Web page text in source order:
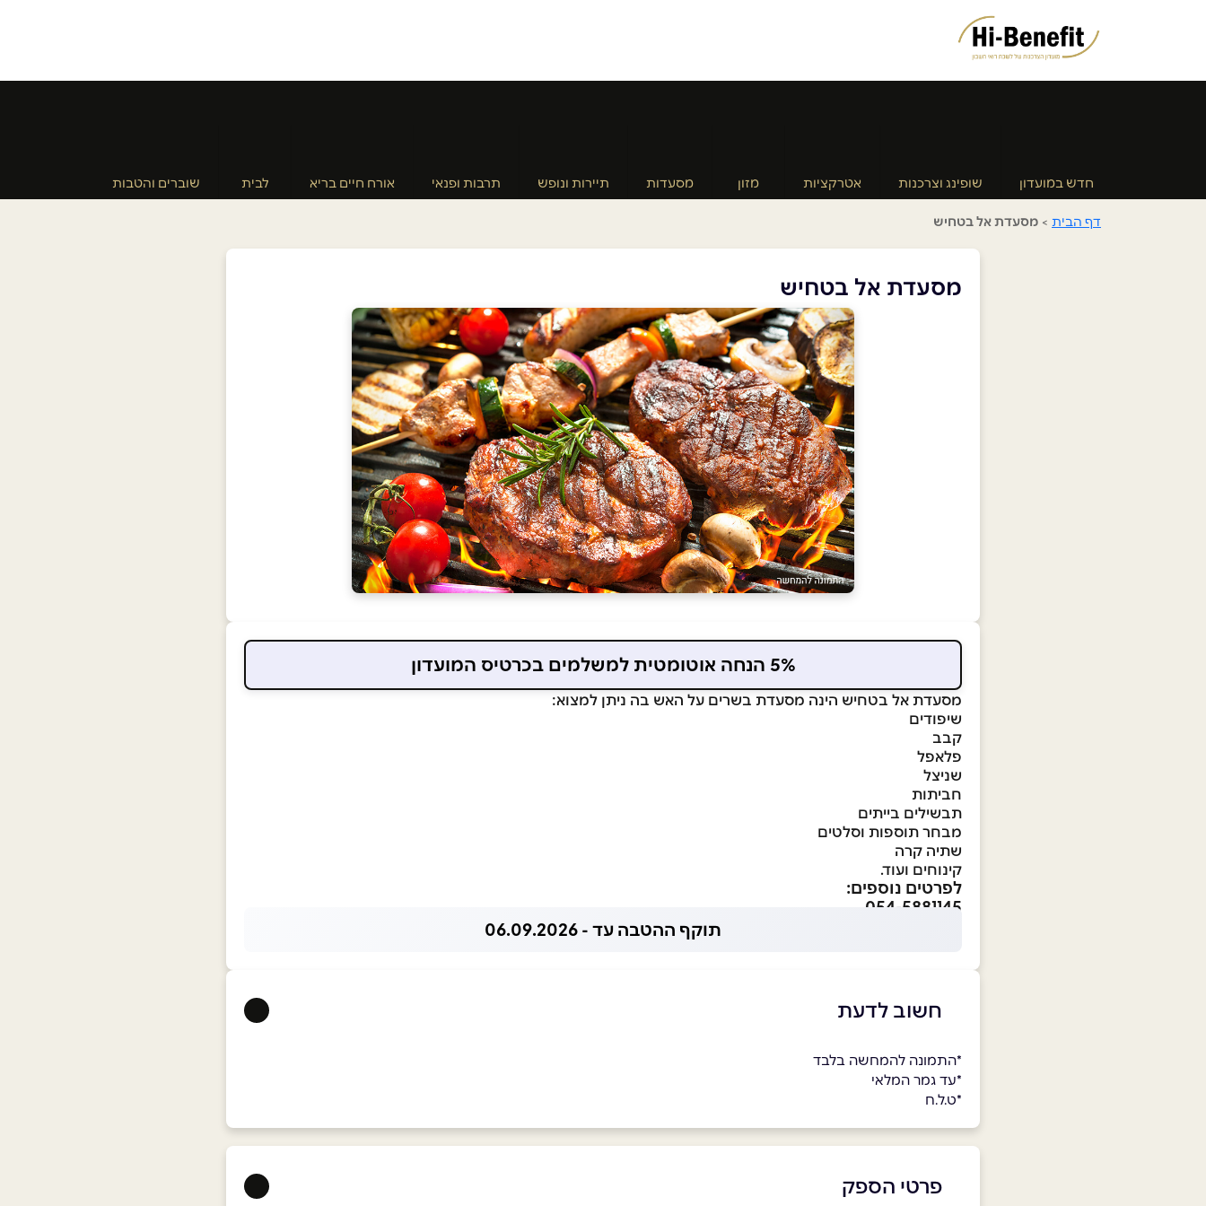
חדש במועדון שופינג וצרכנות אטרקציות מזון מסעדות תיירות ונופש תרבות ופנאי אורח חיים בריא לבית שוברים והטבות
דף הבית > מסעדת אל בטחיש
מסעדת אל בטחיש
5% הנחה אוטומטית למשלמים בכרטיס המועדון
מסעדת אל בטחיש הינה מסעדת בשרים על האש בה ניתן למצוא:
שיפודים
קבב
פלאפל
שניצל
חביתות
תבשילים בייתים
מבחר תוספות וסלטים
שתיה קרה
קינוחים ועוד.
לפרטים נוספים:
054-5881145
תוקף ההטבה עד - 06.09.2026
חשוב לדעת
*התמונה להמחשה בלבד
*עד גמר המלאי
*ט.ל.ח
פרטי הספק